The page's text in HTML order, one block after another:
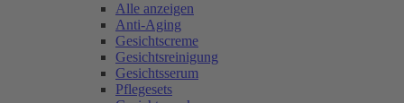
Alle anzeigen
Anti-Aging
Gesichtscreme
Gesichtsreinigung
Gesichtsserum
Pflegesets